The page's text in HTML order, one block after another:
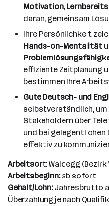
Motivation,
daran, gemeinsam
Ihre Persönlichkeit
Hands-on-Mentalität
effiziente Zeitplanung
bestimmen Ihre
Gute Deutsch- und
selbstverständlich,
Stakeholdern über
und bei gelegentlichen
effektiv zu
Arbeitsort: Waldegg
Arbeitsbeginn:ab sofort
Gehalt/Lohn:Jahresbrutto
Überzahlung je nach